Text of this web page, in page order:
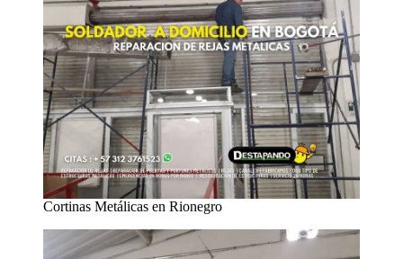
Cortinas Metálicas en Rionegro